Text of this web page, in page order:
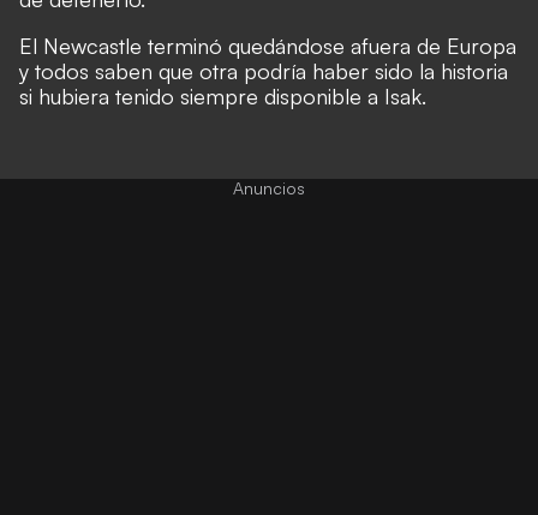
El Newcastle terminó quedándose afuera de Europa
y todos saben que otra podría haber sido la historia
si hubiera tenido siempre disponible a Isak.